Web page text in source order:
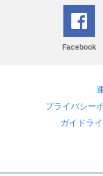
Facebook
プライバシー
ガイドラ